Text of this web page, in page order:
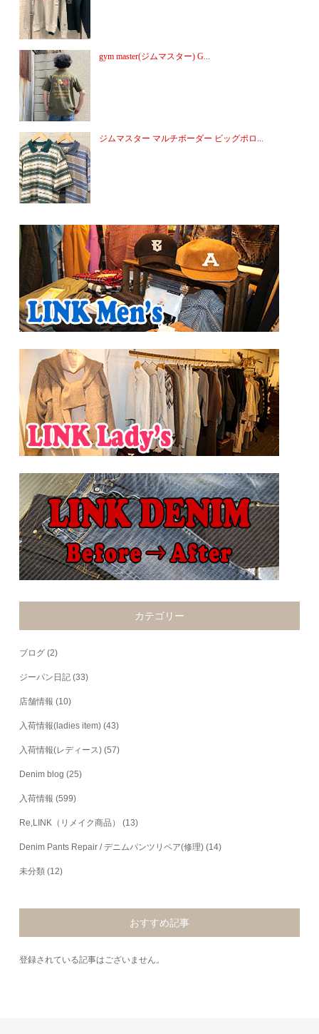
gym master(ジムマスター) G...
ジムマスター マルチボーダー ビッグポロ...
カテゴリー
ブログ (2)
ジーパン日記 (33)
店舗情報 (10)
入荷情報(ladies item) (43)
入荷情報(レディース) (57)
Denim blog (25)
入荷情報 (599)
Re,LINK（リメイク商品） (13)
Denim Pants Repair / デニムパンツリペア(修理) (14)
未分類 (12)
おすすめ記事
登録されている記事はございません。